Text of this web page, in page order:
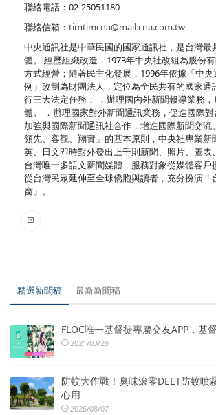
聯絡電話：02-25051180
聯絡信箱： timtimcna@mail.cna.com.tw
中央通訊社是中華民國的國家通訊社，是台灣最
體。 經歷組織改造，1973年中央社改組為股份
方式經營；隨著民主化發展，1996年依據「中央
例」改制為財團法人，定位為全民共有的國家通
行三大法定任務： ．辦理國內外新聞報導業務
體。 ．辦理國家對外新聞通訊業務，促進國際對
加強與國際新聞通訊社合作，增進國際新聞交流
領先、客觀、翔實」的基本原則，中央社專業新
英、日文即時對外發出上千則新聞、照片、圖表
台灣唯一多語文新聞媒體，服務對象從媒體客戶
從台灣民眾延伸至全球僑胞與讀者，充分扮演「
窗」。
精選新聞稿 最新新聞稿
FLOC唯一基督徒專屬交友APP，基
2021/03/29
防蚊大作戰！臭味滾零DEET防蚊噴
心用
2026/08/07